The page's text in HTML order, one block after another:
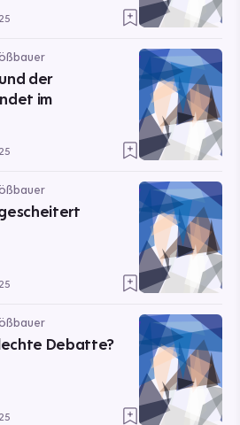
der
im
Debatte?